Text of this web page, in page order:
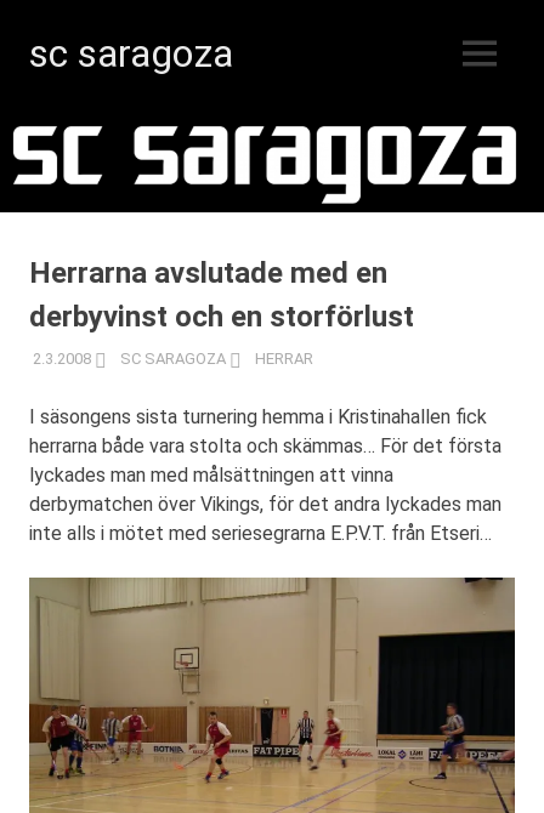
innehåll
sc saragoza
Kristinestad
sedan
MENY
Herrarna avslutade med en
derbyvinst och en storförlust
2.3.2008 SC SARAGOZA HERRAR
I säsongens sista turnering hemma i Kristinahallen fick
herrarna både vara stolta och skämmas… För det första
lyckades man med målsättningen att vinna
derbymatchen över Vikings, för det andra lyckades man
inte alls i mötet med seriesegrarna E.P.V.T. från Etseri…